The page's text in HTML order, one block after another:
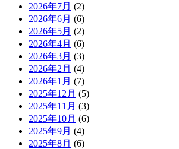
2026年7月 (2)
2026年6月 (6)
2026年5月 (2)
2026年4月 (6)
2026年3月 (3)
2026年2月 (4)
2026年1月 (7)
2025年12月 (5)
2025年11月 (3)
2025年10月 (6)
2025年9月 (4)
2025年8月 (6)